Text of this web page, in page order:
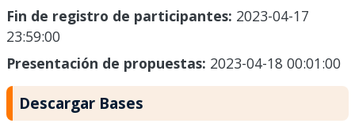
Fin de registro de participantes: 2023-04-17
23:59:00
Presentación de propuestas: 2023-04-18 00:01:00
Descargar Bases